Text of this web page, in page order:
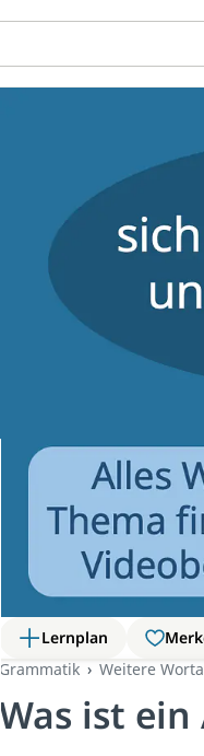
Lernplan
Grammatik
Weitere
Was ist ein